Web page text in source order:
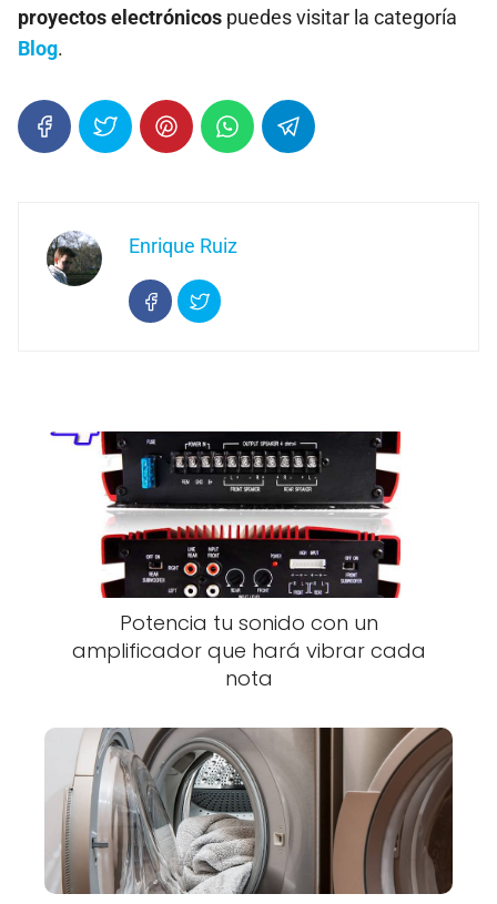
proyectos electrónicos puedes visitar la categoría
Blog.
Enrique Ruiz
Potencia tu sonido con un
amplificador que hará vibrar cada
nota